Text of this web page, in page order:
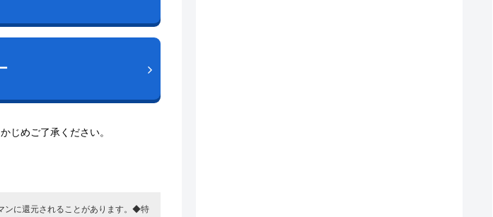
じめご了承ください。
ンに還元されることがあります。◆特